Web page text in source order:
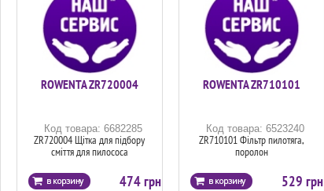
ROWENTA ZR720004
Код товара: 6682285
ZR720004 Щітка для підбору
сміття для пилососа
474 грн
ROWENTA ZR710101
Код товара: 6523240
ZR710101 Фільтр пилотяга,
поролон
529 грн